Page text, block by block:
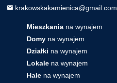
krakowskakamienica@gmail.com
Mieszkania na wynajem
Domy na wynajem
Działki na wynajem
Lokale na wynajem
Hale na wynajem